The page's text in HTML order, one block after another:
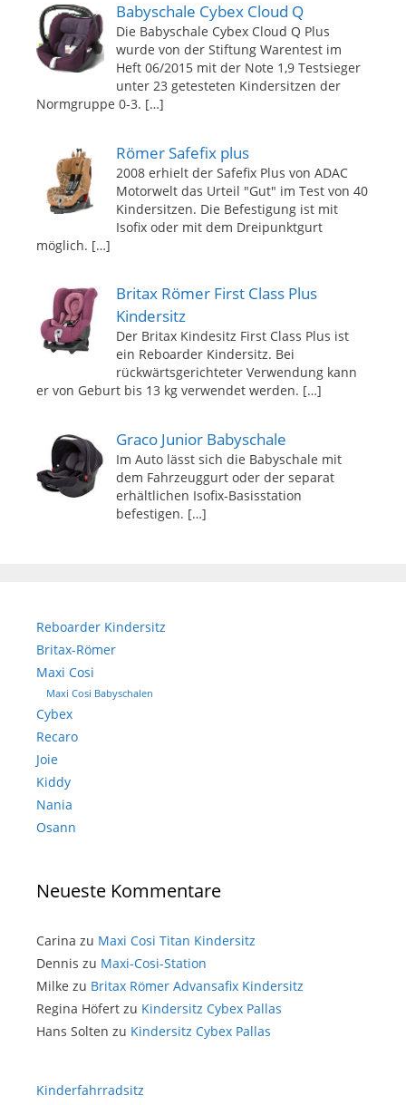
Babyschale Cybex Cloud Q
Die Babyschale Cybex Cloud Q Plus
wurde von der Stiftung Warentest im
Heft 06/2015 mit der Note 1,9 Testsieger
unter 23 getesteten Kindersitzen der
Normgruppe 0-3. […]
Römer Safefix plus
2008 erhielt der Safefix Plus von ADAC
Motorwelt das Urteil "Gut" im Test von 40
Kindersitzen. Die Befestigung ist mit
Isofix oder mit dem Dreipunktgurt
möglich. […]
Britax Römer First Class Plus
Kindersitz
Der Britax Kindesitz First Class Plus ist
ein Reboarder Kindersitz. Bei
rückwärtsgerichteter Verwendung kann
er von Geburt bis 13 kg verwendet werden. […]
Graco Junior Babyschale
Im Auto lässt sich die Babyschale mit
dem Fahrzeuggurt oder der separat
erhältlichen Isofix-Basisstation
befestigen. […]
Reboarder Kindersitz
Britax-Römer
Maxi Cosi
Maxi Cosi Babyschalen
Cybex
Recaro
Joie
Kiddy
Nania
Osann
Neueste Kommentare
Carina zu Maxi Cosi Titan Kindersitz
Dennis zu Maxi-Cosi-Station
Milke zu Britax Römer Advansafix Kindersitz
Regina Höfert zu Kindersitz Cybex Pallas
Hans Solten zu Kindersitz Cybex Pallas
Kinderfahrradsitz